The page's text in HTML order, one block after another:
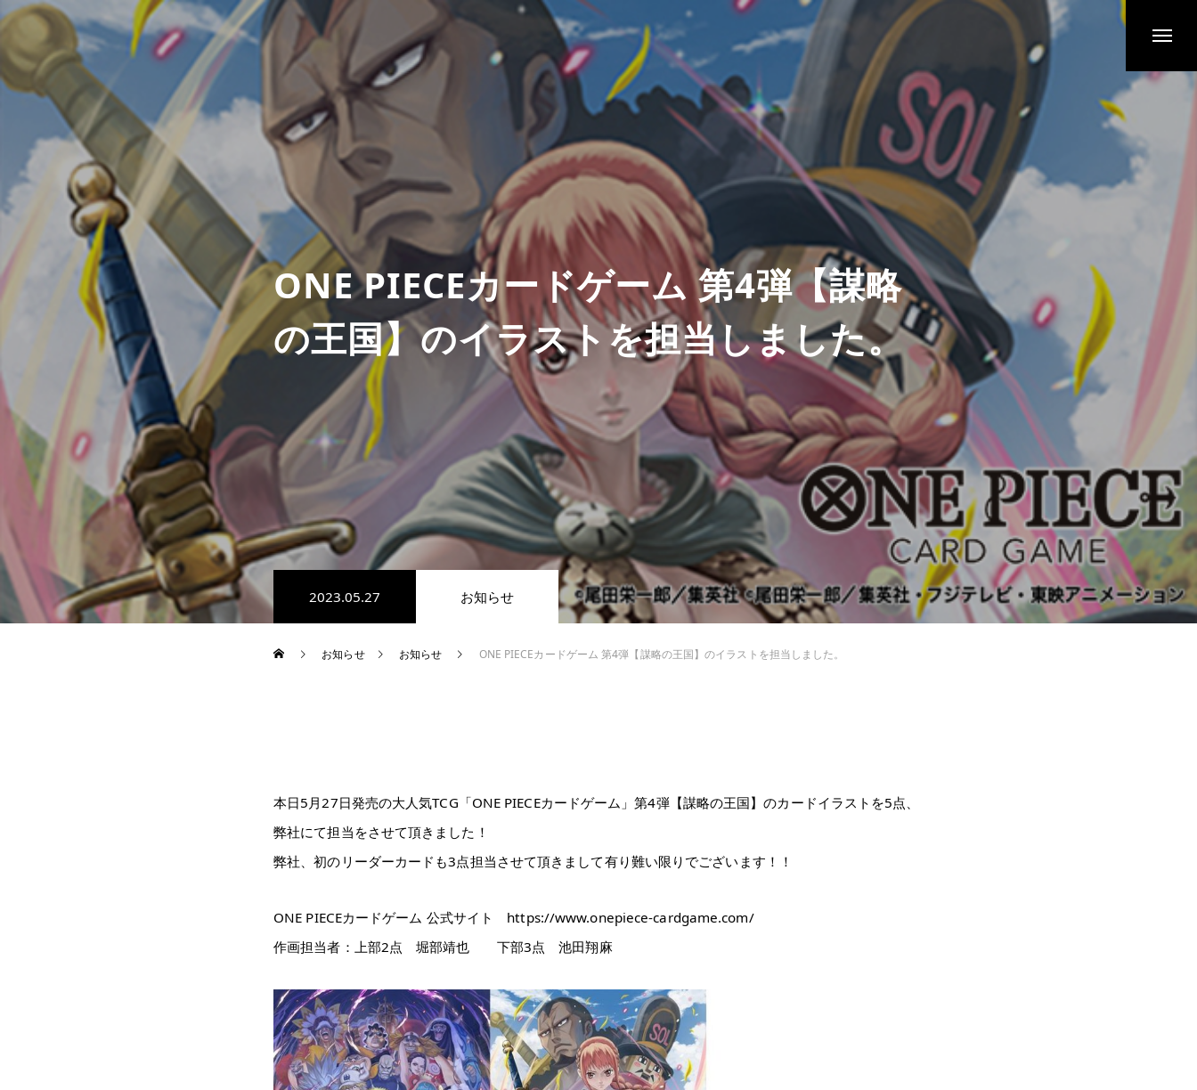
ONE PIECEカードゲーム 第4弾【謀略
の王国】のイラストを担当しました。
2023.05.27 お知らせ
お知らせ お知らせ ONE PIECEカードゲーム 第4弾【謀略の王国】のイラストを担当しました。
本日5月27日発売の大人気TCG「ONE PIECEカードゲーム」第4弾【謀略の王国】のカードイラストを5点、
弊社にて担当をさせて頂きました！
弊社、初のリーダーカードも3点担当させて頂きまして有り難い限りでございます！！
ONE PIECEカードゲーム 公式サイト https://www.onepiece-cardgame.com/
作画担当者：上部2点 堀部靖也 下部3点 池田翔麻